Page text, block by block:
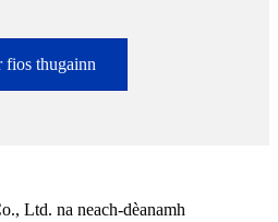
fios thugainn
Ltd. na neach-dèanamh